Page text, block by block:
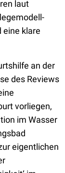
laut
eine klare
an der
des Reviews
vorliegen,
im Wasser
eigentlichen